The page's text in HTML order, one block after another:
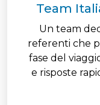
Team
Un team
referenti che
fase del
e risposte